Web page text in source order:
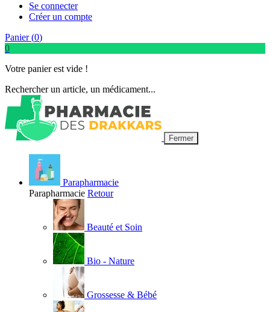
Se connecter
Créer un compte
Panier (0)
0
Votre panier est vide !
Rechercher un article, un médicament...
Fermer
Parapharmacie
Parapharmacie Retour
Beauté et Soin
Bio - Nature
Grossesse & Bébé